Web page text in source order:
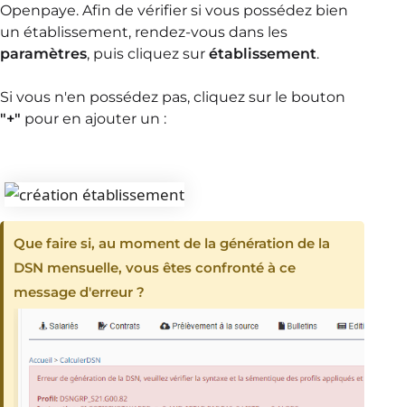
Openpaye. Afin de vérifier si vous possédez bien
un établissement, rendez-vous dans les
paramètres, puis cliquez sur établissement.
Si vous n'en possédez pas, cliquez sur le bouton
"+" pour en ajouter un :
Que faire si, au moment de la génération de la
DSN mensuelle, vous êtes confronté à ce
message d'erreur ?